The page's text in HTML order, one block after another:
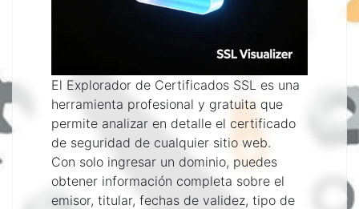
El Explorador de Certificados SSL es una
herramienta profesional y gratuita que
permite analizar en detalle el certificado
de seguridad de cualquier sitio web.
Con solo ingresar un dominio, puedes
obtener información completa sobre el
emisor, titular, fechas de validez, tipo de